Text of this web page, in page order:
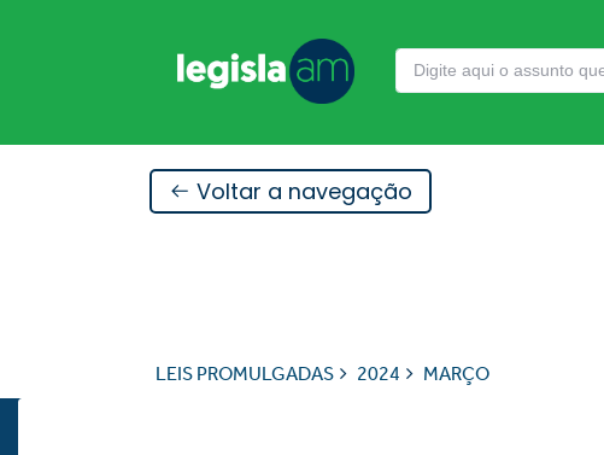
Voltar a navegação
LEIS PROMULGADAS 2024 MARÇO